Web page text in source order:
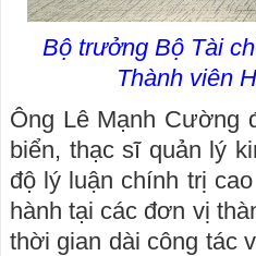
Bộ trưởng Bộ Tài
Thành viên
Ông Lê Mạnh Cường
biển, thạc sĩ quản lý
độ lý luận chính trị
hành tại các đơn vị
thời gian dài công tác